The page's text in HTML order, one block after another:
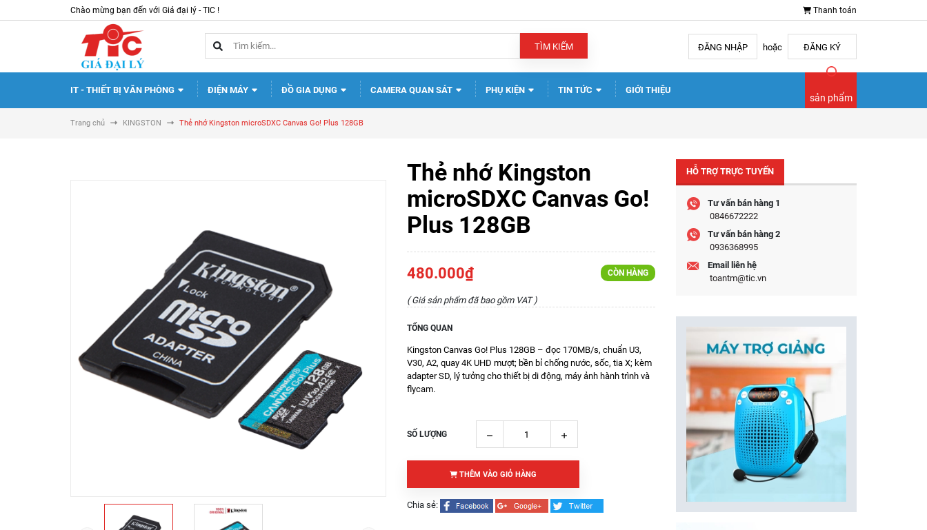
Chào mừng bạn đến với Giá đại lý - TIC ! Thanh toán
TÌM KIẾM ĐĂNG NHẬP hoặc ĐĂNG KÝ
IT - THIẾT BỊ VĂN PHÒNG ĐIỆN MÁY ĐỒ GIA DỤNG CAMERA QUAN SÁT PHỤ KIỆN TIN TỨC GIỚI THIỆU
sản phẩm
Trang chủ KINGSTON Thẻ nhớ Kingston microSDXC Canvas Go! Plus 128GB
Thẻ nhớ Kingston
microSDXC Canvas Go!
Plus 128GB
480.000₫ CÒN HÀNG
( Giá sản phẩm đã bao gồm VAT )
TỔNG QUAN
Kingston Canvas Go! Plus 128GB – đọc 170MB/s, chuẩn U3,
V30, A2, quay 4K UHD mượt; bền bỉ chống nước, sốc, tia X; kèm
adapter SD, lý tưởng cho thiết bị di động, máy ảnh hành trình và
flycam.
SỐ LƯỢNG
THÊM VÀO GIỎ HÀNG
Chia sẻ:
HỖ TRỢ TRỰC TUYẾN
Tư vấn bán hàng 1
0846672222
Tư vấn bán hàng 2
0936368995
Email liên hệ
toantm@tic.vn